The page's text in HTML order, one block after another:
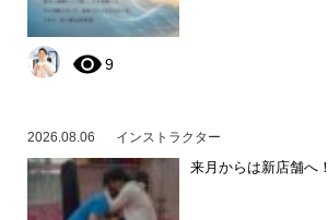
9
2026.08.06 インストラクター
来月からは新店舗へ！